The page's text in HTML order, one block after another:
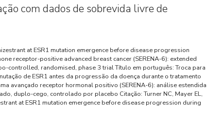
com dados de sobrevida livre de
at ESR1 mutation emergence before disease progression
receptor-positive advanced breast cancer (SERENA-6): extended
controlled, randomised, phase 3 trial Título em português: Troca para
de ESR1 antes da progressão da doença durante o tratamento
avançado receptor hormonal positivo (SERENA-6): análise estendida
duplo-cego, controlado por placebo Citação: Turner NC, Mayer EL,
at ESR1 mutation emergence before disease progression during